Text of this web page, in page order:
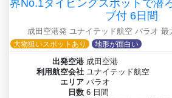
界No.1ダイビングスポットで潜
ブ付 6日間
成田空港発 ユナイテッド航空 パラオ 最
大物狙いスポットあり
地形が面白い
出発空港 成田空港
利用航空会社 ユナイテッド航空
エリア パラオ
日数 6 日間